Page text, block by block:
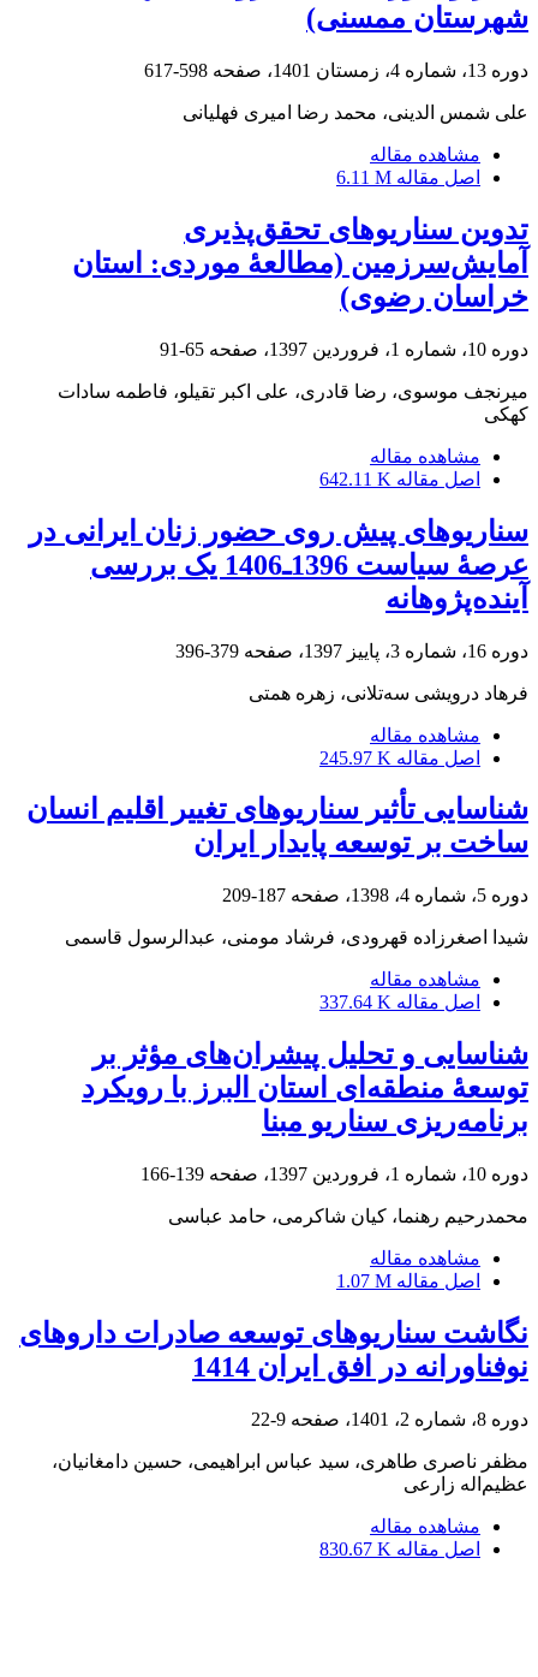
شهرستان ممسنی)
دوره 13، شماره 4، زمستان 1401، صفحه 598-617
علی شمس الدینی، محمد رضا امیری فهلیانی
مشاهده مقاله
اصل مقاله 6.11 M
تدوین سناریوهای تحقق‌پذیری
آمایش‌سرزمین (مطالعۀ موردی: استان
خراسان رضوی)
دوره 10، شماره 1، فروردین 1397، صفحه 65-91
میرنجف موسوی، رضا قادری، علی اکبر تقیلو، فاطمه سادات
کهکی
مشاهده مقاله
اصل مقاله 642.11 K
سناریوهای پیش روی حضور زنان ایرانی در
عرصۀ سیاست 1396ـ1406 یک بررسی
آینده‌پژوهانه
دوره 16، شماره 3، پاییز 1397، صفحه 379-396
فرهاد درویشی سه‌تلانی، زهره همتی
مشاهده مقاله
اصل مقاله 245.97 K
شناسایی تأثیر سناریوهای تغییر اقلیم انسان
ساخت بر توسعه پایدار ایران
دوره 5، شماره 4، 1398، صفحه 187-209
شیدا اصغرزاده قهرودی󠆼، فرشاد مومنی، عبدالرسول قاسمی
مشاهده مقاله
اصل مقاله 337.64 K
شناسایی و تحلیل پیشران‌های مؤثر بر
توسعۀ منطقه‌ای استان البرز با رویکرد
برنامه‌ریزی سناریو مبنا
دوره 10، شماره 1، فروردین 1397، صفحه 139-166
محمدرحیم رهنما، کیان شاکرمی، حامد عباسی
مشاهده مقاله
اصل مقاله 1.07 M
نگاشت سناریوهای توسعه صادرات داروهای
نوفناورانه در افق ایران 1414
دوره 8، شماره 2، 1401، صفحه 9-22
مظفر ناصری طاهری، سید عباس ابراهیمی، حسین دامغانیان،
عظیم‌اله زارعی
مشاهده مقاله
اصل مقاله 830.67 K